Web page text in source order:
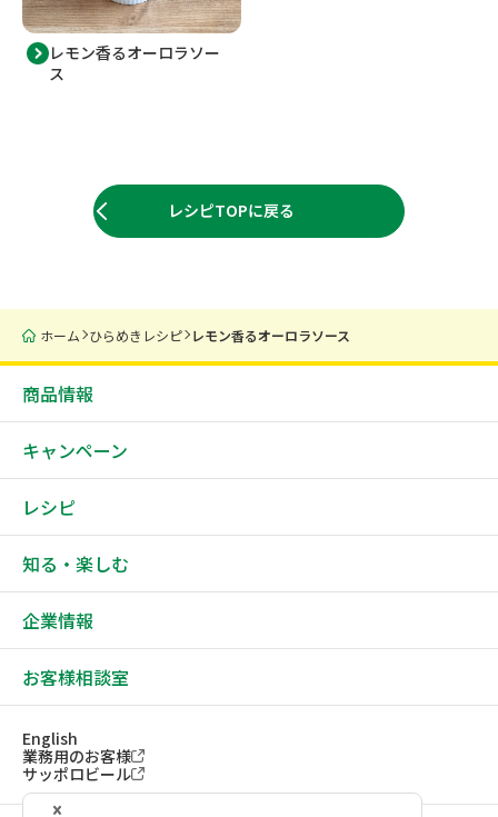
レモン香るオーロラソー
ス
レシピTOPに戻る
ホーム ひらめきレシピ レモン香るオーロラソース
商品情報
キャンペーン
レシピ
知る・楽しむ
企業情報
お客様相談室
English
業務用のお客様
サッポロビール